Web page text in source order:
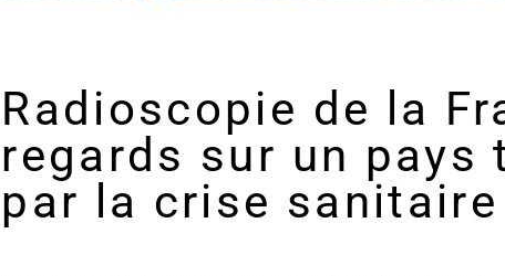
Radioscopie de la
regards sur un pays
par la crise sanitaire